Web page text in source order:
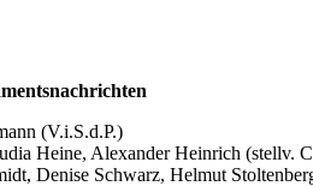
(V.i.S.d.P.)
Heine, Alexander Heinrich (stellv.
Denise Schwarz, Helmut